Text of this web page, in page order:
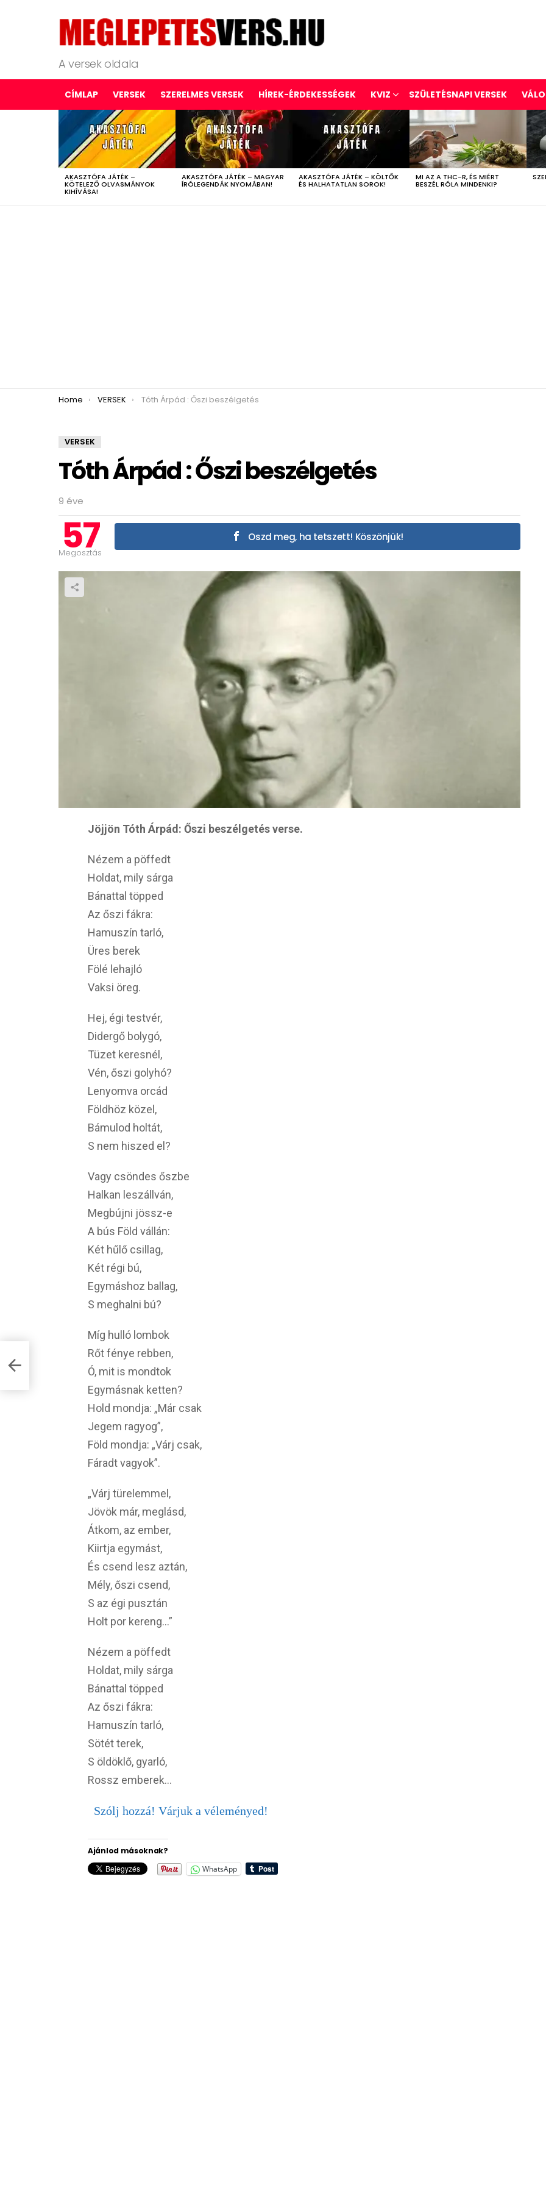
A versek oldala
CÍMLAP VERSEK SZERELMES VERSEK HÍREK-ÉRDEKESSÉGEK KVIZ SZÜLETÉSNAPI VERSEK
LATEST
STORIES
AKASZTÓFA JÁTÉK –
KÖTELEZŐ OLVASMÁNYOK
KIHÍVÁSA!
AKASZTÓFA JÁTÉK – MAGYAR
ÍRÓLEGENDÁK NYOMÁBAN!
AKASZTÓFA JÁTÉK – KÖLTŐK
ÉS HALHATATLAN SOROK!
MI AZ A THC-R, ÉS MIÉRT
BESZÉL RÓLA MINDENKI?
You are here:
Home VERSEK Tóth Árpád : Őszi beszélgetés
VERSEK
Tóth Árpád : Őszi beszélgetés
9 éve
57
Megosztás
Oszd meg, ha tetszett! Köszönjük!
Jöjjön Tóth Árpád: Őszi beszélgetés verse.
Nézem a pöffedt
Holdat, mily sárga
Bánattal töpped
Az őszi fákra:
Hamuszín tarló,
Üres berek
Fölé lehajló
Vaksi öreg.
Hej, égi testvér,
Didergő bolygó,
Tüzet keresnél,
Vén, őszi golyhó?
Lenyomva orcád
Földhöz közel,
Bámulod holtát,
S nem hiszed el?
Vagy csöndes őszbe
Halkan leszállván,
Megbújni jössz-e
A bús Föld vállán:
Két hűlő csillag,
Két régi bú,
Egymáshoz ballag,
S meghalni bú?
Míg hulló lombok
Rőt fénye rebben,
Ó, mit is mondtok
Egymásnak ketten?
Hold mondja: „Már csak
Jegem ragyog”,
Föld mondja: „Várj csak,
Fáradt vagyok”.
„Várj türelemmel,
Jövök már, meglásd,
Átkom, az ember,
Kiirtja egymást,
És csend lesz aztán,
Mély, őszi csend,
S az égi pusztán
Holt por kereng…”
Nézem a pöffedt
Holdat, mily sárga
Bánattal töpped
Az őszi fákra:
Hamuszín tarló,
Sötét terek,
S öldöklő, gyarló,
Rossz emberek…
Szólj hozzá! Várjuk a véleményed!
Ajánlod másoknak?
WhatsApp